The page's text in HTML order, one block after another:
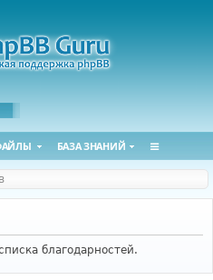
БАЗА ЗНАНИЙ
благодарностей.